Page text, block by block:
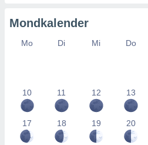
durch
von
Mondkalender
Mo Di Mi Do
10 11 12 13
17 18 19 20